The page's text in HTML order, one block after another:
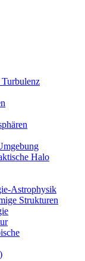
Halo
Astrophysik
Strukturen